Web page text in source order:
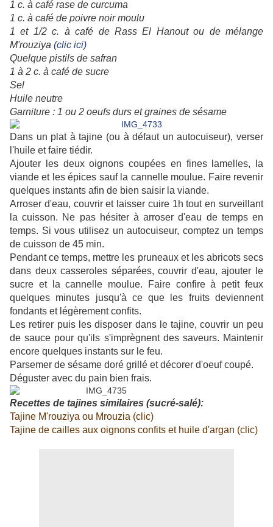
1 c. à café rase de curcuma
1 c. à café de poivre noir moulu
1 et 1/2 c. à café de Rass El Hanout ou de mélange
M'rouziya (clic ici)
Quelque pistils de safran
1 à 2 c. à café de sucre
Sel
Huile neutre
Garniture : 1 ou 2 oeufs durs et graines de sésame
Dans un plat à tajine (ou à défaut un autocuiseur), verser
l'huile et faire tiédir.
Ajouter les deux oignons coupées en fines lamelles, la
viande et les épices sauf la cannelle moulue. Faire revenir
quelques instants afin de bien saisir la viande.
Arroser d'eau, couvrir et laisser cuire 1h tout en surveillant
la cuisson. Ne pas hésiter à arroser d'eau de temps en
temps. Si vous utilisez un autocuiseur, comptez un temps
de cuisson de 45 min.
Pendant ce temps, mettre les pruneaux et les abricots secs
dans deux casseroles séparées, couvrir d'eau, ajouter le
sucre et la cannelle moulue. Faire confire à petit feux
quelques minutes jusqu'à ce que les fruits deviennent
fondants et légèrement confits.
Les retirer puis les disposer dans le tajine, couvrir un peu
de sauce pour qu'ils s'imprègnent des saveurs. Maintenir
encore quelques instants sur le feu.
Parsemer de sésame doré grillé et décorer d'oeuf coupé.
Déguster avec du pain bien frais.
Recettes de tajines similaires (sucré-salé):
Tajine M'rouziya ou Mrouzia (clic)
Tajine de cailles aux oignons confits et huile d'argan (clic)